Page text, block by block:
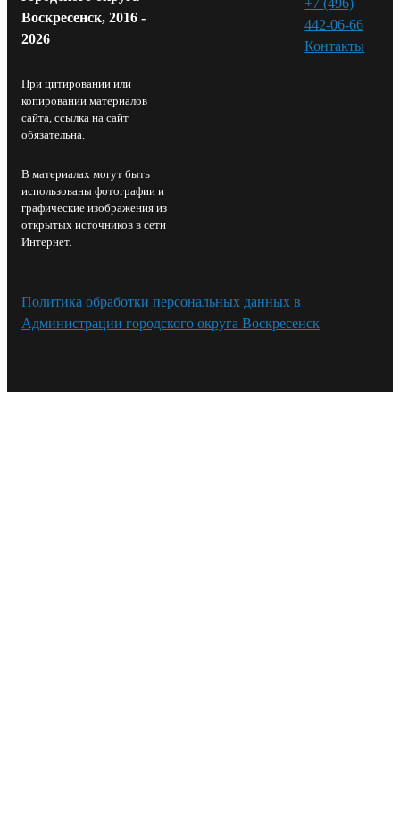
Воскресенск, 2016 -
2026
При цитировании или
копировании материалов
сайта, ссылка на сайт
обязательна.
В материалах могут быть
использованы фотографии и
графические изображения из
открытых источников в сети
Интернет.
442-06-66
Контакты⁠
Политика обработки персональных данных в
Администрации городского округа Воскресенск